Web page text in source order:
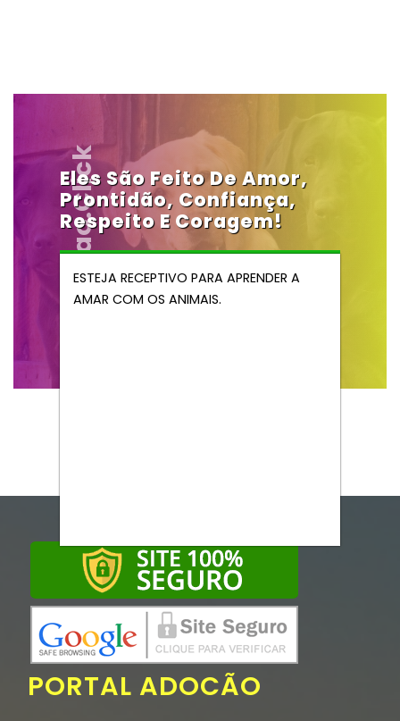
Vendocao.click
Eles São Feito De Amor,
Prontidão, Confiança,
Respeito E Coragem!
ESTEJA RECEPTIVO PARA APRENDER A
AMAR COM OS ANIMAIS.
PORTAL ADOCÃO